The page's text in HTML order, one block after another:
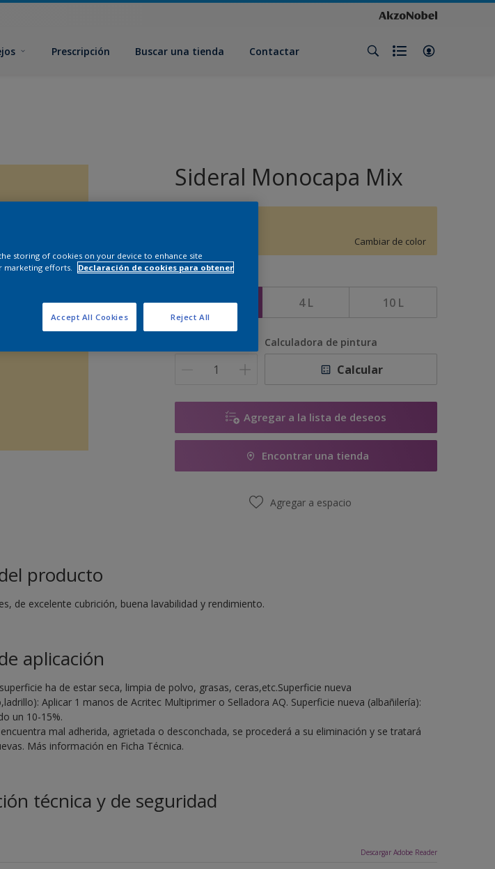
Prescripción Buscar una tienda Contactar
Sideral Monocapa Mix
Cambiar de color
1 L 4 L 10 L
Calculadora de pintura
Calcular
Agregar a la lista de deseos
Encontrar una tienda
Agregar a espacio
producto
de excelente cubrición, buena lavabilidad y rendimiento.
aplicación
ha de estar seca, limpia de polvo, grasas, ceras,etc.Superficie nueva
Aplicar 1 manos de Acritec Multiprimer o Selladora AQ. Superficie nueva (albañilería):
un 10-15%.
mal adherida, agrietada o desconchada, se procederá a su eliminación y se tratará
Más información en Ficha Técnica.
técnica y de seguridad
Descargar Adobe Reader
storing of cookies on your device to enhance site
marketing efforts.
Declaración de cookies para obtener
Reject All
Accept All Cookies